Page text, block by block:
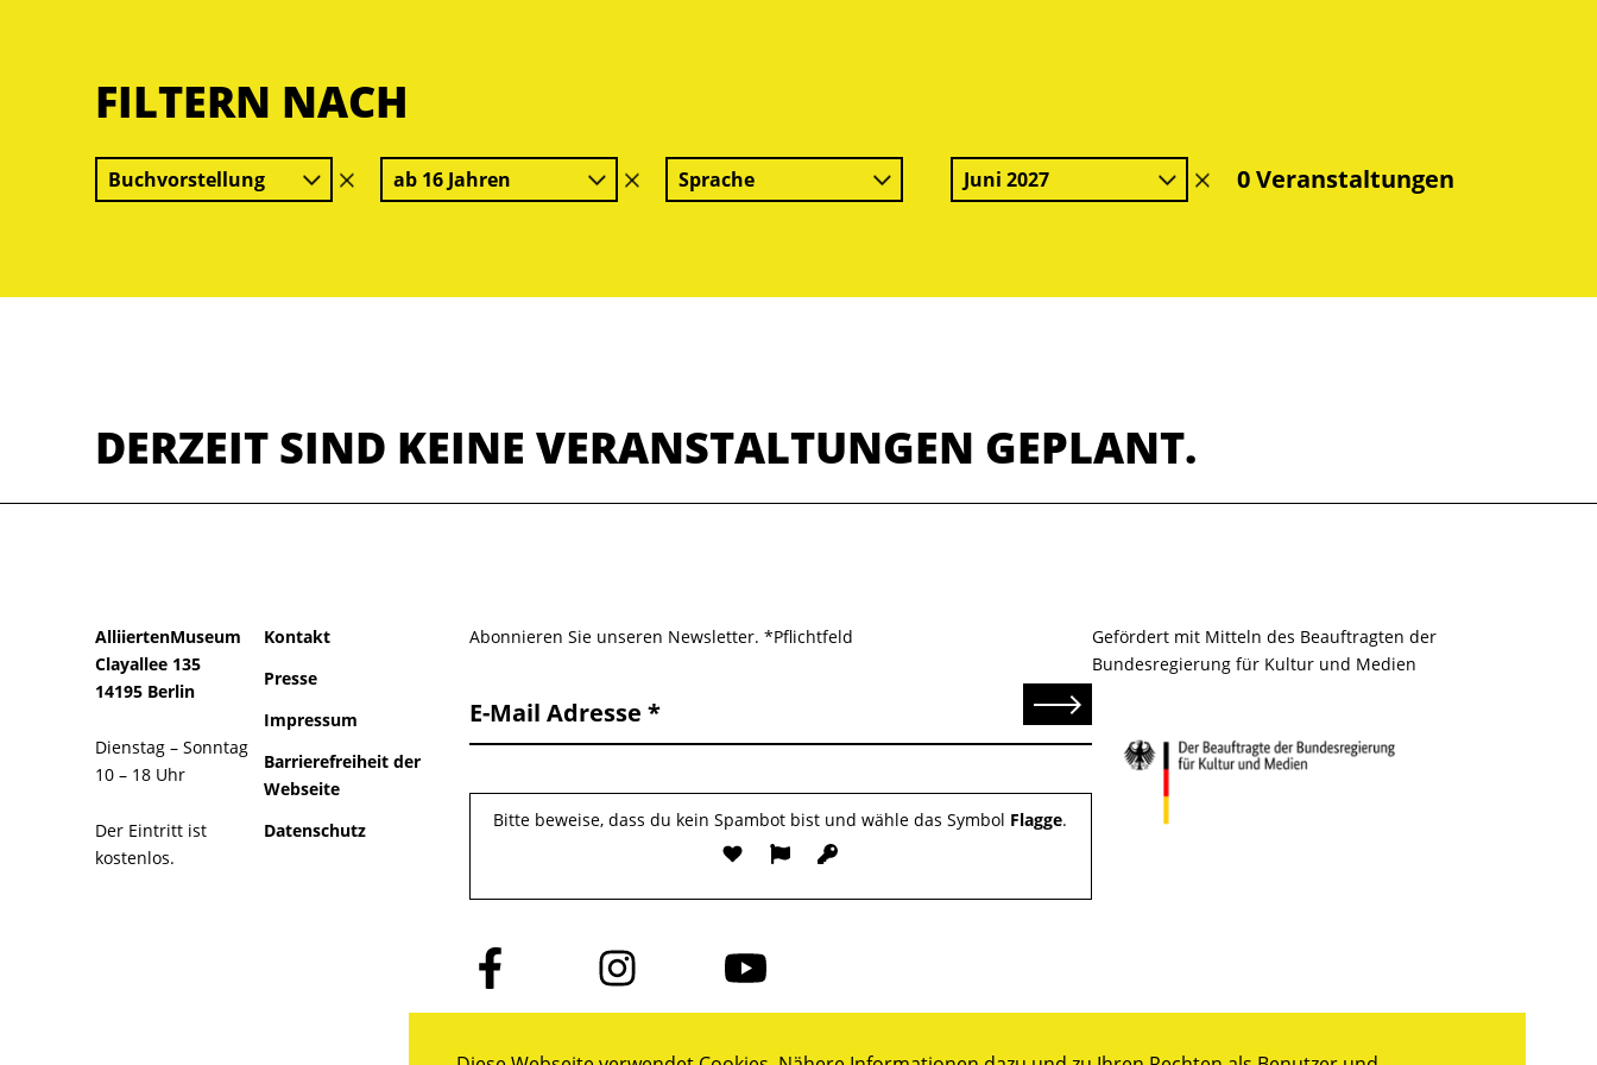
FILTERN NACH
Buchvorstellung
Filter
löschen
ab 16 Jahren
Filter
löschen
Sprache Juni 2027
Filter0 Veranstaltungen
DERZEIT SIND KEINE VERANSTALTUNGEN GEPLANT.
AlliiertenMuseum
Clayallee 135
14195 Berlin
Dienstag – Sonntag
10 – 18 Uhr
Der Eintritt ist
kostenlos.
Kontakt
Presse
Impressum
Barrierefreiheit der
Webseite
Datenschutz
Abonnieren Sie unseren Newsletter. *Pflichtfeld
E-Mail Adresse Senden
Bitte beweise, dass du kein Spambot bist und wähle das Symbol Flagge.
Folge
uns
auf
Folge
uns
auf
Folge
uns
auf
Gefördert mit Mitteln des Beauftragten der
Bundesregierung für Kultur und Medien